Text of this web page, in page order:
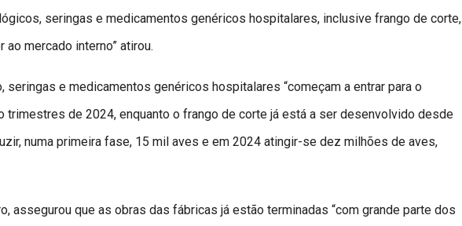
seringas e medicamentos genéricos hospitalares, inclusive frango de corte,
mercado interno” atirou.
e medicamentos genéricos hospitalares “começam a entrar para o
trimestres de 2024, enquanto o frango de corte já está a ser desenvolvido desde
numa primeira fase, 15 mil aves e em 2024 atingir-se dez milhões de aves,
assegurou que as obras das fábricas já estão terminadas “com grande parte dos